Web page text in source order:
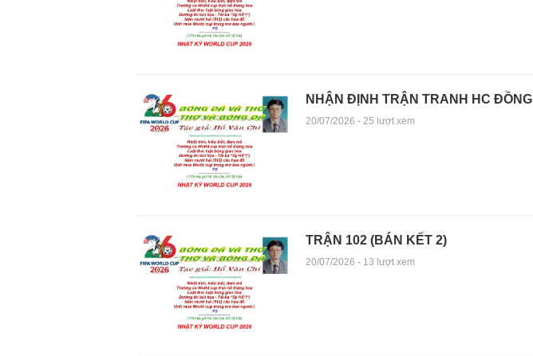
NHẬN ĐỊNH TRẬN TRANH HC ĐỒNG
20/07/2026 - 25 lượt xem
TRẬN 102 (BÁN KẾT 2)
20/07/2026 - 13 lượt xem